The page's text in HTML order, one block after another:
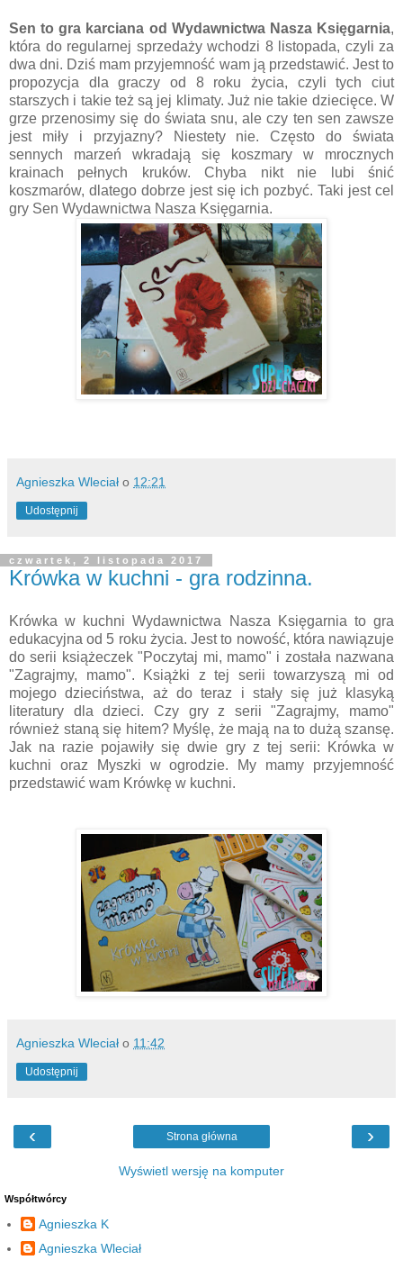
Sen to gra karciana od Wydawnictwa Nasza Księgarnia,
która do regularnej sprzedaży wchodzi 8 listopada, czyli za
dwa dni. Dziś mam przyjemność wam ją przedstawić. Jest to
propozycja dla graczy od 8 roku życia, czyli tych ciut
starszych i takie też są jej klimaty. Już nie takie dziecięce. W
grze przenosimy się do świata snu, ale czy ten sen zawsze
jest miły i przyjazny? Niestety nie. Często do świata
sennych marzeń wkradają się koszmary w mrocznych
krainach pełnych kruków. Chyba nikt nie lubi śnić
koszmarów, dlatego dobrze jest się ich pozbyć. Taki jest cel
gry Sen Wydawnictwa Nasza Księgarnia.
Agnieszka Wleciał o 12:21
Udostępnij
czwartek, 2 listopada 2017
Krówka w kuchni - gra rodzinna.
Krówka w kuchni Wydawnictwa Nasza Księgarnia to gra
edukacyjna od 5 roku życia. Jest to nowość, która nawiązuje
do serii książeczek "Poczytaj mi, mamo" i została nazwana
"Zagrajmy, mamo". Książki z tej serii towarzyszą mi od
mojego dzieciństwa, aż do teraz i stały się już klasyką
literatury dla dzieci. Czy gry z serii "Zagrajmy, mamo"
również staną się hitem? Myślę, że mają na to dużą szansę.
Jak na razie pojawiły się dwie gry z tej serii: Krówka w
kuchni oraz Myszki w ogrodzie. My mamy przyjemność
przedstawić wam Krówkę w kuchni.
Agnieszka Wleciał o 11:42
Udostępnij
‹ ›
Strona główna
Wyświetl wersję na komputer
Współtwórcy
Agnieszka K
Agnieszka Wleciał